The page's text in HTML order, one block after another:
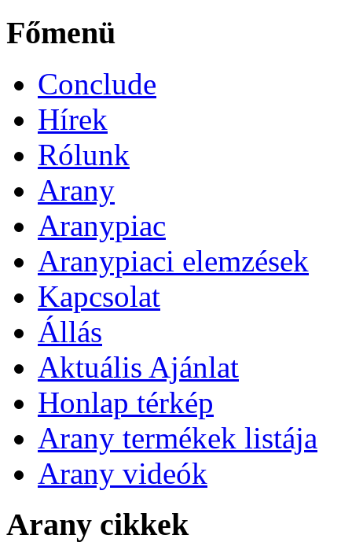
Főmenü
Conclude
Hírek
Rólunk
Arany
Aranypiac
Aranypiaci elemzések
Kapcsolat
Állás
Aktuális Ajánlat
Honlap térkép
Arany termékek listája
Arany videók
Arany cikkek